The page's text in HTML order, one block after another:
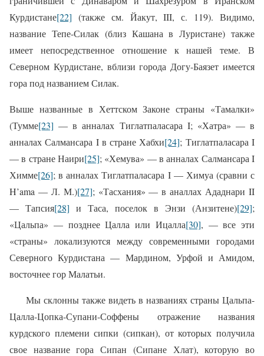
Курдистане[22] (также см. Йакут,III, с. 119). Видимо,
название Тепе-Силак (близ Кашана в Луристане) также
имеет непосредственное отношение к нашей теме. В
Северном Курдистане, вблизи города Догу-Баязет имеется
гора под названием Силак.
Выше названные в Хеттском Законе страны «Тамалки»
(Тумме[23] — в анналах Тиглатпаласара I; «Хатра» — в
анналах Салмансара Iв стране Хабхи[24]; ТиглатпаласараI
— в стране Наири[25]; «Хемува» — в анналах Салмансара I
Химме[26]; в анналах Тиглатпаласара I— Химуа (сравни с
H’ama — Л. М.)[27]; «Тасхания» — в аналлах АдаднариII
— Тапсия[28] и Таса, поселок в Энзи (Анзитене)[29];
«Цальпа» — позднее Цалла или Ицалла[30], — все эти
«страны» локализуются между современными городами
Северного Курдистана — Мардином, Урфой и Амидом,
восточнее гор Малатьи.
Мы склонны также видеть в названиях страны Цальпа-
Цалла-Цопка-Супани-Соффены отражение названия
курдского племени сипки (сипкан), от которых получила
свое название гора Сипан (Сипане Хлат), которую во